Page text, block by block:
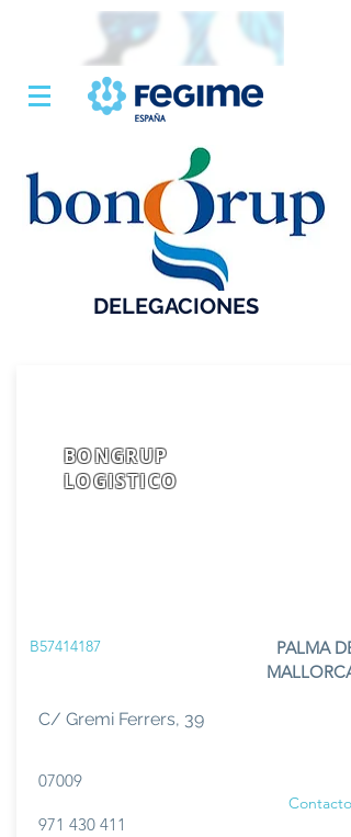
DELEGACIONES
BONGRUP
LOGISTICO
B57414187
PALMA DE
MALLORCA
C/ Gremi Ferrers, 39
07009
Contacto
971 430 411